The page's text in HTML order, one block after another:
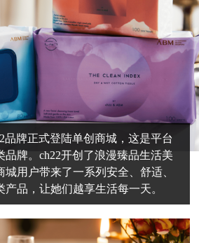
品牌正式登陆单创商城，这是平台
品牌。ch22开创了浪漫臻品生活美
用户带来了一系列安全、舒适、
品，让她们越享生活每一天。